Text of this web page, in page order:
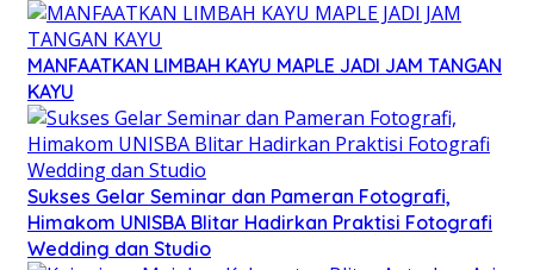
MANFAATKAN LIMBAH KAYU MAPLE JADI JAM TANGAN
KAYU
Sukses Gelar Seminar dan Pameran Fotografi,
Himakom UNISBA Blitar Hadirkan Praktisi Fotografi
Wedding dan Studio